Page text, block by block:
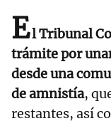
El Tribunal
trámite por
desde una
de amnistía,
restantes, así